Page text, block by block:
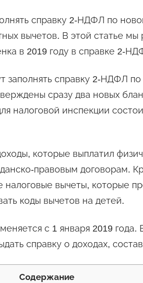
справку 2-НДФЛ по
вычетов. В этой статье
в 2019 году в справке 2-
заполнять справку 2-НДФЛ
сразу два новых
налоговой инспекции
которые выплатил
правовым договорам.
налоговые вычеты, которые
коды вычетов на детей.
с 1 января 2019 года.
справку о доходах,
Содержание